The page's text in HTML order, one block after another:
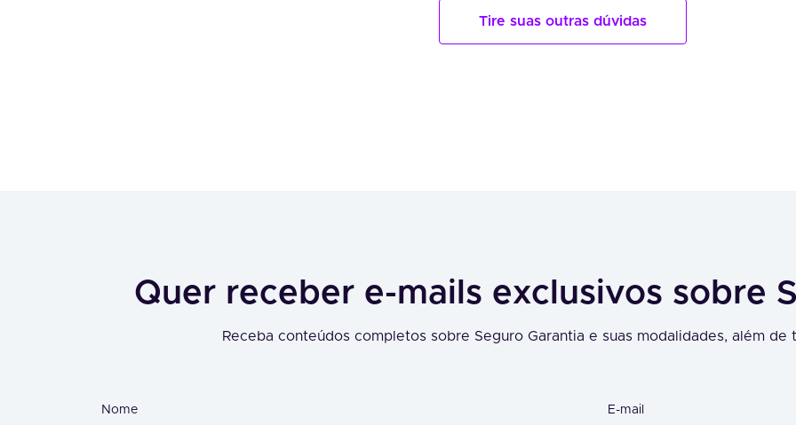
Tire suas outras dúvidas
Quer receber e-mails exclusivos sobre
Receba conteúdos completos sobre Seguro Garantia e suas modalidades, além de
Nome E-mail